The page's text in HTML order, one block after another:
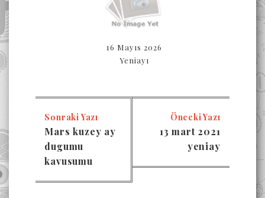
16 Mayıs 2026
Yeniayı
Sonraki Yazı
Mars kuzey ay
dugumu
kavusumu
Önceki Yazı
13 mart 2021
yeniay